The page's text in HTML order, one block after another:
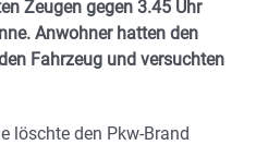
Zeugen gegen 3.45 Uhr
Anwohner hatten den
Fahrzeug und versuchten
löschte den Pkw-Brand